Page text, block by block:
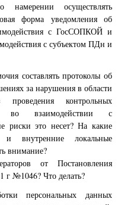
намерении осуществлять
форма уведомления об
с ГосСОПКОЙ и
с субъектом ПДн и
составлять протоколы об
за нарушения в области
контрольных
во взаимодействии с
риски это несет? На какие
внутренние локальные
внимание?
от Постановления
г №1046? Что делать?
персональных данных